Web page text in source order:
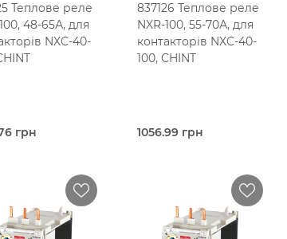
Теплове реле
48-65А, для
NXC-40-
грн
Теплове
Chint
837126 Теплове реле
NXR-100, 55-70А, для
контакторів NXC-40-
100, CHINT
1056.99 грн
Теплове
Chint